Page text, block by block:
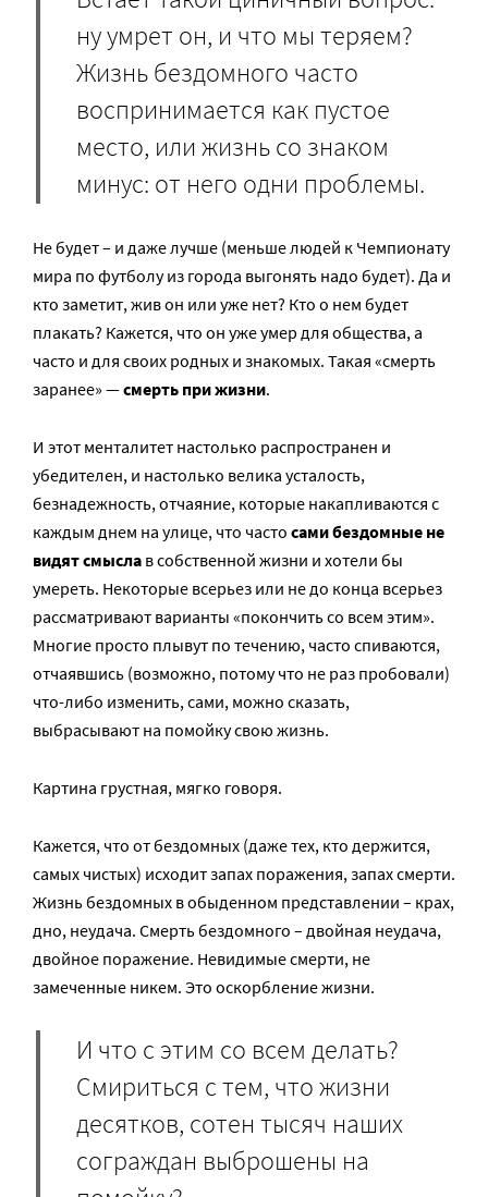
ну умрет он, и что мы теряем?
Жизнь бездомного часто
воспринимается как пустое
место, или жизнь со знаком
минус: от него одни проблемы.
Не будет – и даже лучше (меньше людей к Чемпионату
мира по футболу из города выгонять надо будет). Да и
кто заметит, жив он или уже нет? Кто о нем будет
плакать? Кажется, что он уже умер для общества, а
часто и для своих родных и знакомых. Такая «смерть
заранее» —смерть при жизни.
И этот менталитет настолько распространен и
убедителен, и настолько велика усталость,
безнадежность, отчаяние, которые накапливаются с
каждым днем на улице, что часто сами бездомные не
видят смысла в собственной жизни и хотели бы
умереть. Некоторые всерьез или не до конца всерьез
рассматривают варианты «покончить со всем этим».
Многие просто плывут по течению, часто спиваются,
отчаявшись (возможно, потому что не раз пробовали)
что-либо изменить, сами, можно сказать,
выбрасывают на помойку свою жизнь.
Картина грустная, мягко говоря.
Кажется, что от бездомных (даже тех, кто держится,
самых чистых) исходит запах поражения, запах смерти.
Жизнь бездомных в обыденном представлении – крах,
дно, неудача. Смерть бездомного – двойная неудача,
двойное поражение. Невидимые смерти, не
замеченные никем. Это оскорбление жизни.
И что с этим со всем делать?
Смириться с тем, что жизни
десятков, сотен тысяч наших
сограждан выброшены на